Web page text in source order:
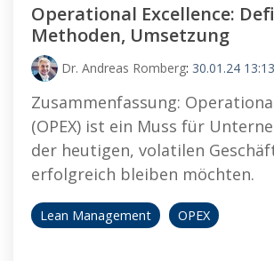
Operational Excellence:
Methoden, Umsetzung
Dr. Andreas Romberg: 30.01.24 13:13
Zusammenfassung:
(OPEX) ist ein Muss für
der heutigen, volatilen
erfolgreich bleiben möchten.
Lean Management OPEX